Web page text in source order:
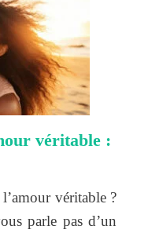
véritable :
véritable ?
parle pas d’un